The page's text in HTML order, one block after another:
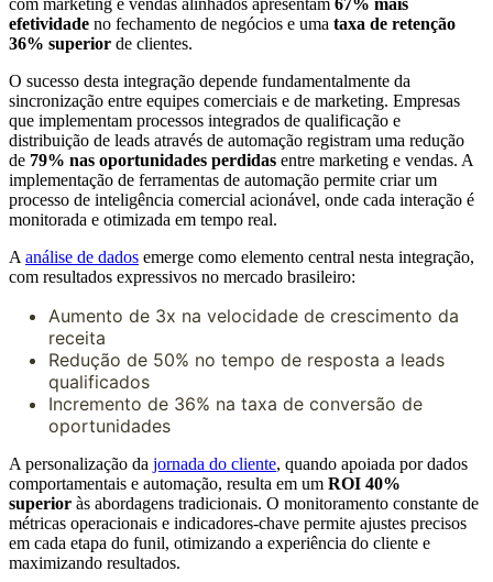
efetividade no fechamento de negócios e uma taxa de retenção
36% superior de clientes.
O sucesso desta integração depende fundamentalmente da
sincronização entre equipes comerciais e de marketing. Empresas
que implementam processos integrados de qualificação e
distribuição de leads através de automação registram uma redução
de 79% nas oportunidades perdidas entre marketing e vendas. A
implementação de ferramentas de automação permite criar um
processo de inteligência comercial acionável, onde cada interação é
monitorada e otimizada em tempo real.
A análise de dados emerge como elemento central nesta integração,
com resultados expressivos no mercado brasileiro:
Aumento de 3x na velocidade de crescimento da
receita
Redução de 50% no tempo de resposta a leads
qualificados
Incremento de 36% na taxa de conversão de
oportunidades
A personalização da jornada do cliente, quando apoiada por dados
comportamentais e automação, resulta em um ROI 40%
superior às abordagens tradicionais. O monitoramento constante de
métricas operacionais e indicadores-chave permite ajustes precisos
em cada etapa do funil, otimizando a experiência do cliente e
maximizando resultados.